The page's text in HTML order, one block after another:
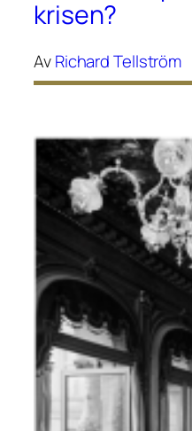
krisen?
AvRichard Tellström